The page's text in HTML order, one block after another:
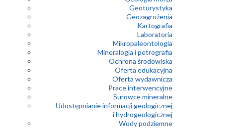
Geoturystyka
Geozagrożenia
Kartografia
Laboratoria
Mikropaleontologia
Mineralogia i petrografia
Ochrona środowiska
Oferta edukacyjna
Oferta wydawnicza
Prace interwencyjne
Surowce mineralne
Udostępnianie informacji geologicznej
i hydrogeologicznej
Wody podziemne